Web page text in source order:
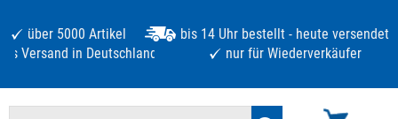
über 5000 Artikel
bis 14 Uhr bestellt - heute versendet
Versand in Deutschland ab 125 €
nur für Wiederverkäufer